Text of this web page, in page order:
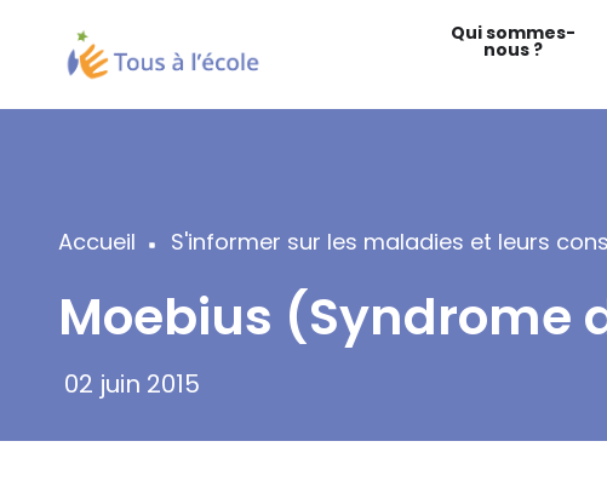
contenu
principal
Qui sommes-
nous ?
Fil
d'Ariane
Accueil S'informer sur les maladies et leurs
Moebius (Syndrome
02 juin 2015